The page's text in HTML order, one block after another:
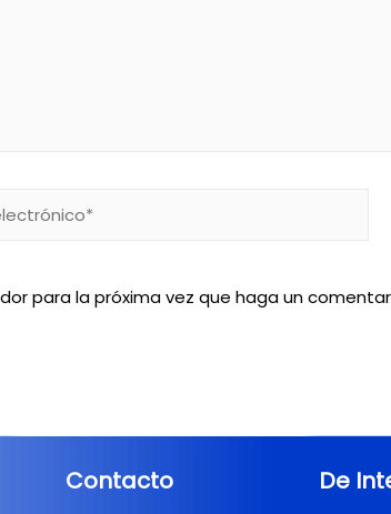
para la próxima vez que haga un
Contacto De